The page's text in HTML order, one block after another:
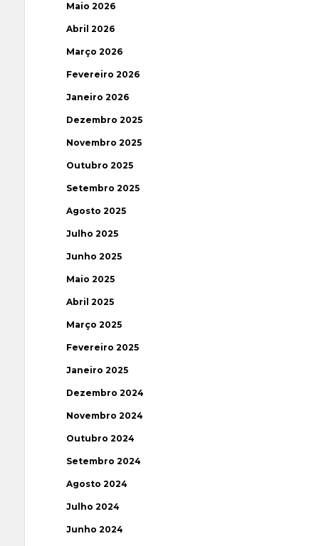
Maio 2026
Abril 2026
Março 2026
Fevereiro 2026
Janeiro 2026
Dezembro 2025
Novembro 2025
Outubro 2025
Setembro 2025
Agosto 2025
Julho 2025
Junho 2025
Maio 2025
Abril 2025
Março 2025
Fevereiro 2025
Janeiro 2025
Dezembro 2024
Novembro 2024
Outubro 2024
Setembro 2024
Agosto 2024
Julho 2024
Junho 2024